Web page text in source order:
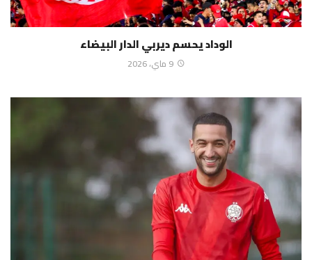
الوداد يحسم ديربي الدار البيضاء
9 ماي، 2026